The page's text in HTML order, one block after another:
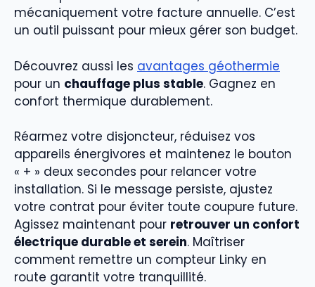
mécaniquement votre facture annuelle. C’est
un outil puissant pour mieux gérer son budget.
Découvrez aussi les avantages géothermie
pour un chauffage plus stable. Gagnez en
confort thermique durablement.
Réarmez votre disjoncteur, réduisez vos
appareils énergivores et maintenez le bouton
« + » deux secondes pour relancer votre
installation. Si le message persiste, ajustez
votre contrat pour éviter toute coupure future.
Agissez maintenant pour retrouver un confort
électrique durable et serein. Maîtriser
comment remettre un compteur Linky en
route garantit votre tranquillité.